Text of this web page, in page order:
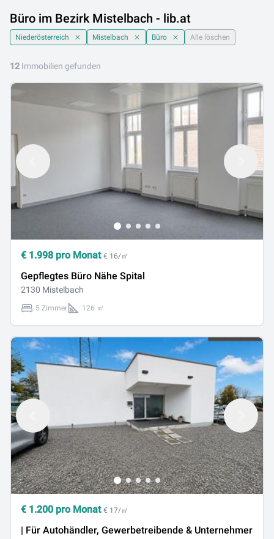
Büro im Bezirk Mistelbach - lib.at
Niederösterreich Mistelbach Büro Alle löschen
12 Immobilien gefunden
€ 1.998 pro Monat € 16/㎡
Gepflegtes Büro Nähe Spital
2130 Mistelbach
5 Zimmer 126 ㎡
€ 1.200 pro Monat € 17/㎡
| Für Autohändler, Gewerbetreibende & Unternehmer